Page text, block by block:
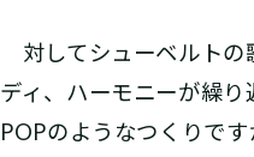
対してシューベルトの
ディ、ハーモニーが繰
POPのようなつくりで